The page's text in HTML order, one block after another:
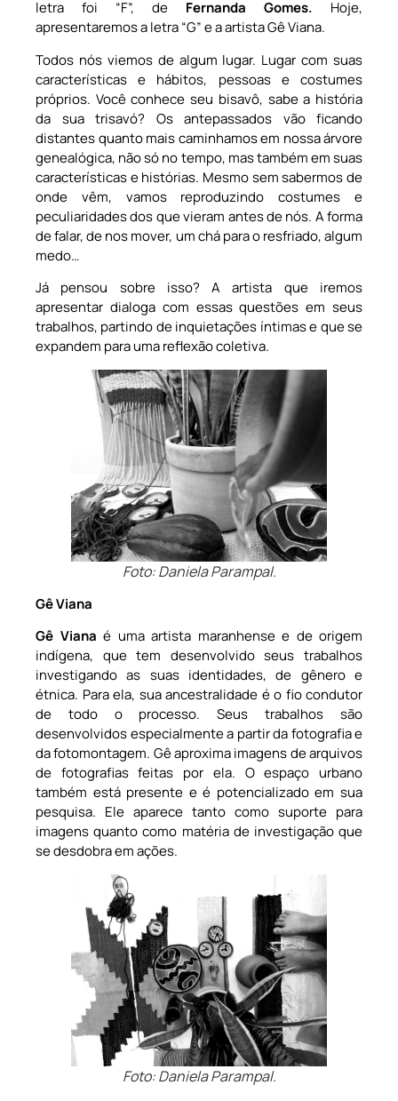
letra foi “F”, de Fernanda Gomes. Hoje,
apresentaremos a letra “G” e a artista Gê Viana.
Todos nós viemos de algum lugar. Lugar com suas
características e hábitos, pessoas e costumes
próprios. Você conhece seu bisavô, sabe a história
da sua trisavó? Os antepassados vão ficando
distantes quanto mais caminhamos em nossa árvore
genealógica, não só no tempo, mas também em suas
características e histórias. Mesmo sem sabermos de
onde vêm, vamos reproduzindo costumes e
peculiaridades dos que vieram antes de nós. A forma
de falar, de nos mover, um chá para o resfriado, algum
medo…
Já pensou sobre isso? A artista que iremos
apresentar dialoga com essas questões em seus
trabalhos, partindo de inquietações íntimas e que se
expandem para uma reflexão coletiva.
Foto: Daniela Parampal.
Gê Viana
Gê Viana é uma artista maranhense e de origem
indígena, que tem desenvolvido seus trabalhos
investigando as suas identidades, de gênero e
étnica. Para ela, sua ancestralidade é o fio condutor
de todo o processo. Seus trabalhos são
desenvolvidos especialmente a partir da fotografia e
da fotomontagem. Gê aproxima imagens de arquivos
de fotografias feitas por ela. O espaço urbano
também está presente e é potencializado em sua
pesquisa. Ele aparece tanto como suporte para
imagens quanto como matéria de investigação que
se desdobra em ações.
Foto: Daniela Parampal.